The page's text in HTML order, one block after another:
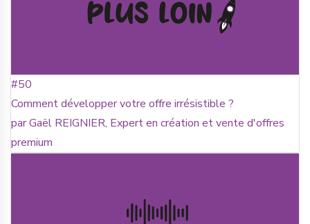
#50
Comment développer votre offre irrésistible ?
par Gaël REIGNIER, Expert en création et vente d'offres
premium